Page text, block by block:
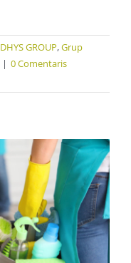
DHYS GROUP,Grup
| 0 Comentaris